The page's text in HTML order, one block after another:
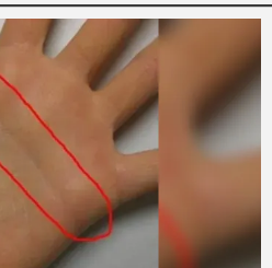
曽根弘文氏「天皇になったら結
いない」愛子さまへの“不敬発
に釈明も止まら…
2026/6/29
秋篠宮さまに“水面下の団
政権の強硬な皇室典範改正に
子を思う父親の気持…
年7月7日・14日号 2026/6/25